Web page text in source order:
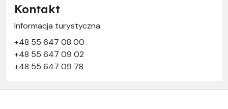
Kontakt
Informacja turystyczna
+48 55 647 08 00
+48 55 647 09 02
+48 55 647 09 78